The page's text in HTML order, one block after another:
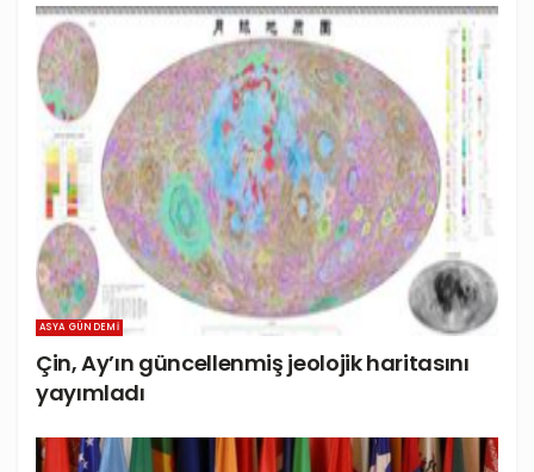
ASYA GÜNDEMI
Çin, Ay’ın güncellenmiş jeolojik haritasını
yayımladı